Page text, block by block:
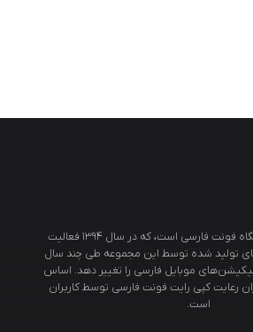
فونت ایران یک فروشگاه فونت فارسی است، که در سال ۱۳۹۴ فعالیت
تولید شده توسط این مجموعه طی چند سال
موبایل فارسی را تغییر دهد. اساس
رعایت کپی رایت فونت فارسی توسط کاربران
است.